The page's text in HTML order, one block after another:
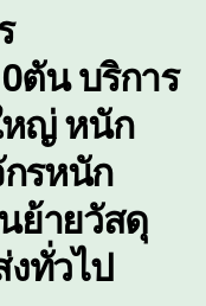
ขนา
ใหญ่
ตัน บริการ
ญ่ หนัก
รหนัก
ย้ายวัสดุ
ทั่วไป